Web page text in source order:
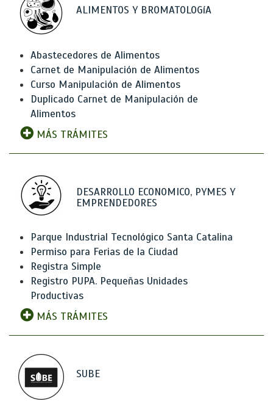
ALIMENTOS Y BROMATOLOGíA
Abastecedores de Alimentos
Carnet de Manipulación de Alimentos
Curso Manipulación de Alimentos
Duplicado Carnet de Manipulación de
Alimentos
MÁS TRÁMITES
DESARROLLO ECONOMICO, PYMES Y
EMPRENDEDORES
Parque Industrial Tecnológico Santa Catalina
Permiso para Ferias de la Ciudad
Registra Simple
Registro PUPA. Pequeñas Unidades
Productivas
MÁS TRÁMITES
SUBE